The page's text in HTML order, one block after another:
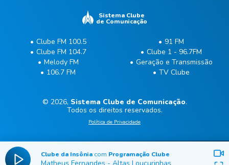
Sistema Clube
de Comunicação
Clube FM 100.5
Clube FM 104.7
Melody FM
106.7 FM
91 FM
Clube 1 - 96.7FM
Geração e Transmissão
TV Clube
© 2026, Sistema Clube de Comunicação.
Todos os direitos reservados.
Política de Privacidade
Clube da Insônia com Programação Clube